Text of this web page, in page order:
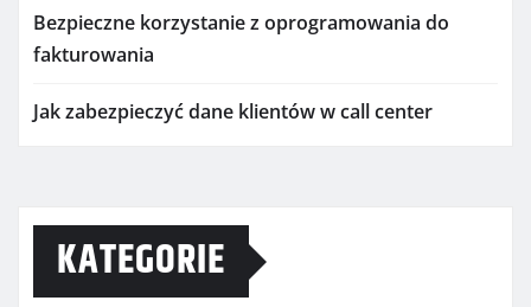
Bezpieczne korzystanie z oprogramowania do
fakturowania
Jak zabezpieczyć dane klientów w call center
KATEGORIE